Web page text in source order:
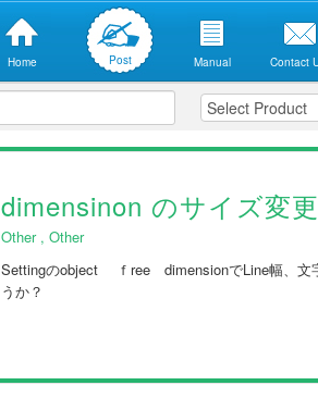
Home Post Manual Contact
dimensinon のサイズ変
Other, Other
Settingのobject ｆree dimensionでLine幅、文
うか？